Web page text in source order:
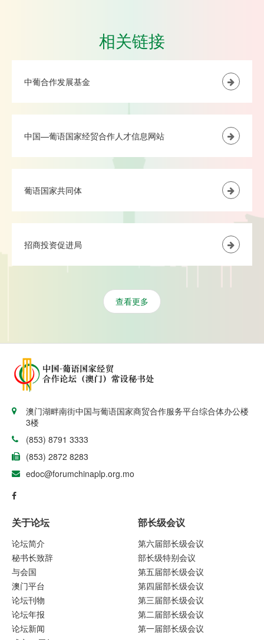
相关链接
中葡合作发展基金
中国—葡语国家经贸合作人才信息网站
葡语国家共同体
招商投资促进局
查看更多
澳门湖畔南街中国与葡语国家商贸合作服务平台综合体办公楼
3楼
(853) 8791 3333
(853) 2872 8283
edoc@forumchinaplp.org.mo
关于论坛
论坛简介
秘书长致辞
与会国
澳门平台
论坛刊物
论坛年报
论坛新闻
部长级会议
第六届部长级会议
部长级特别会议
第五届部长级会议
第四届部长级会议
第三届部长级会议
第二届部长级会议
第一届部长级会议